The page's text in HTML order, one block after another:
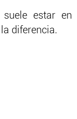
suele estar en
diferencia.